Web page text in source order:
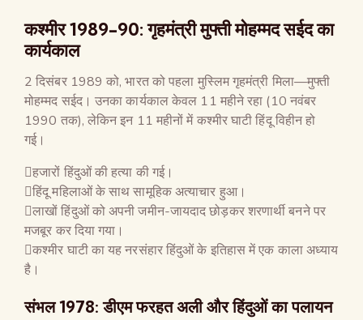
कश्मीर 1989-90: गृहमंत्री मुफ्ती मोहम्मद सईद का
कार्यकाल
2 दिसंबर 1989 को, भारत को पहला मुस्लिम गृहमंत्री मिला—मुफ्ती
मोहम्मद सईद। उनका कार्यकाल केवल 11 महीने रहा (10 नवंबर
1990 तक), लेकिन इन 11 महीनों में कश्मीर घाटी हिंदू विहीन हो
गई।
हजारों हिंदुओं की हत्या की गई।
हिंदू महिलाओं के साथ सामूहिक अत्याचार हुआ।
लाखों हिंदुओं को अपनी जमीन-जायदाद छोड़कर शरणार्थी बनने पर
मजबूर कर दिया गया।
कश्मीर घाटी का यह नरसंहार हिंदुओं के इतिहास में एक काला अध्याय
है।
संभल 1978: डीएम फरहत अली और हिंदुओं का पलायन